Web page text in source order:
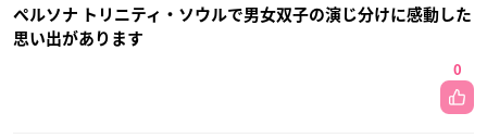
ペルソナ トリニティ・ソウルで男女双子の演じ分けに感動した
思い出があります
0